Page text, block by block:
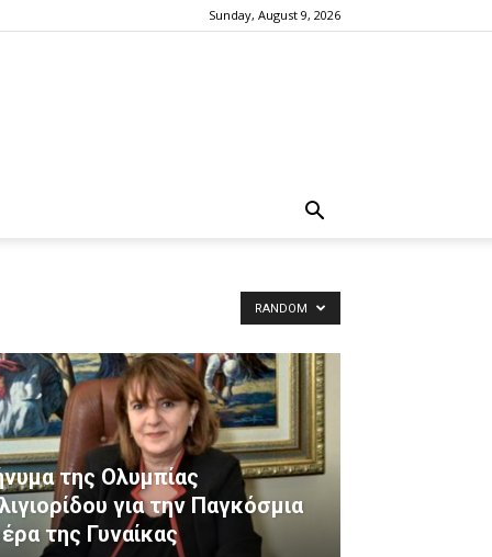
Sunday, August 9, 2026
RANDOM
της Ολυμπίας
για την Παγκόσμια
της Γυναίκας